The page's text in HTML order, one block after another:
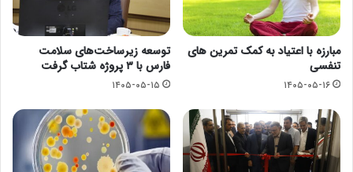
مبارزه با اعتیاد به کمک تمرین های
تنفسی
۱۴۰۵-۰۵-۱۶
توسعه زیرساخت‌های سلامت
فارس با ۳ پروژه شتاب گرفت
۱۴۰۵-۰۵-۱۵